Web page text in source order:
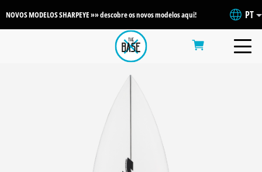
NOVOS MODELOS SHARPEYE »» descobre os novos modelos aqui! PT